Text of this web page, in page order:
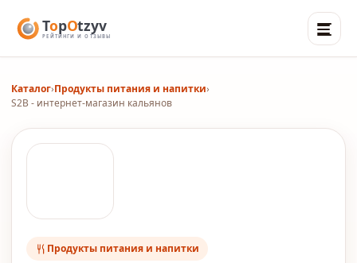
Каталог›Продукты питания и напитки›
S2B - интернет-магазин кальянов
Продукты питания и напитки